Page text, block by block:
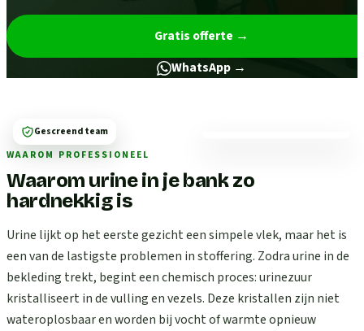
Gratis offerte →
WhatsApp →
WAAROM PROFESSIONEEL
Waarom urine in je bank zo
hardnekkig is
Urine lijkt op het eerste gezicht een simpele vlek, maar het is
een van de lastigste problemen in stoffering. Zodra urine in de
bekleding trekt, begint een chemisch proces: urinezuur
kristalliseert in de vulling en vezels. Deze kristallen zijn niet
wateroplosbaar en worden bij vocht of warmte opnieuw
Gescreend team